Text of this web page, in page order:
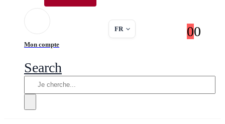
Mon compte
FR 00
Search